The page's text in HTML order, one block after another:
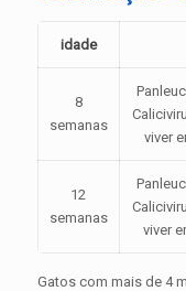
idade
8
semanas
viver
12
semanas
viver
Gatos com mais de 4